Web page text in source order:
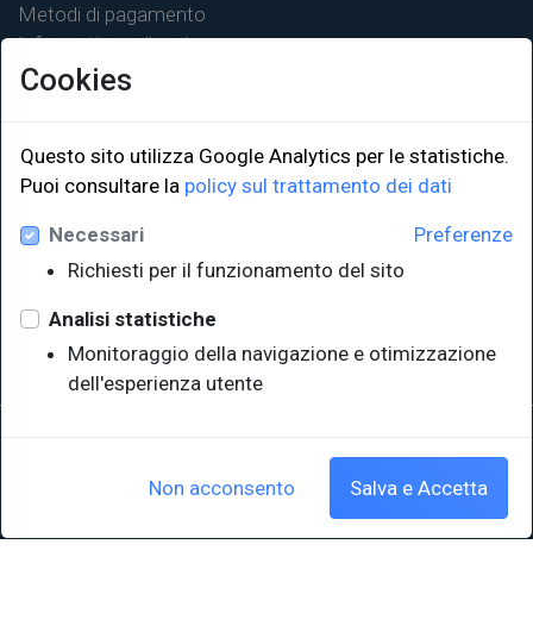
Metodi di pagamento
Informativa sulla privacy
LINK ISTITUZIONALI
Università degli Studi di Trieste
Sistema Bibliotecario di Ateneo
EUT in cifre
P.IVA 00211830328 - C.F. 80013890324 - P.E.C.: ateneo@pec.units.it
Cookies
Questo sito utilizza Google Analytics per le statistiche.
Puoi consultare la policy sul trattamento dei dati
Preferenze
Necessari
Richiesti per il funzionamento del sito
Analisi statistiche
Monitoraggio della navigazione e otimizzazione
dell'esperienza utente
Non acconsento Salva e Accetta